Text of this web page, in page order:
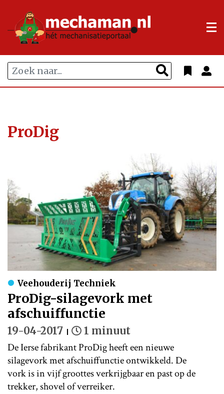
ProDig
Veehouderij Techniek
ProDig-silagevork met
afschuiffunctie
19-04-2017 1 minuut
De Ierse fabrikant ProDig heeft een nieuwe
silagevork met afschuiffunctie ontwikkeld. De
vork is in vijf groottes verkrijgbaar en past op de
trekker, shovel of verreiker.